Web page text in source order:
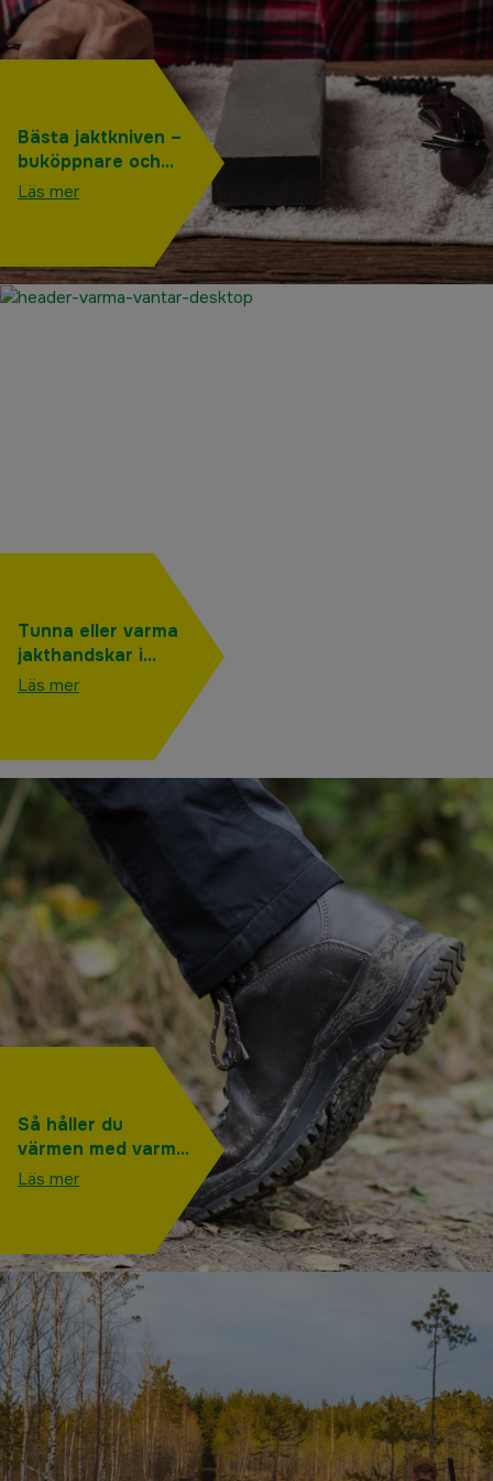
Bästa jaktkniven –
buköppnare och
andra knivar du
Läs mer
Tunna eller varma
jakthandskar i
vinter – så ska du
Läs mer
Så håller du
värmen med varma
jaktkängor för
Läs mer